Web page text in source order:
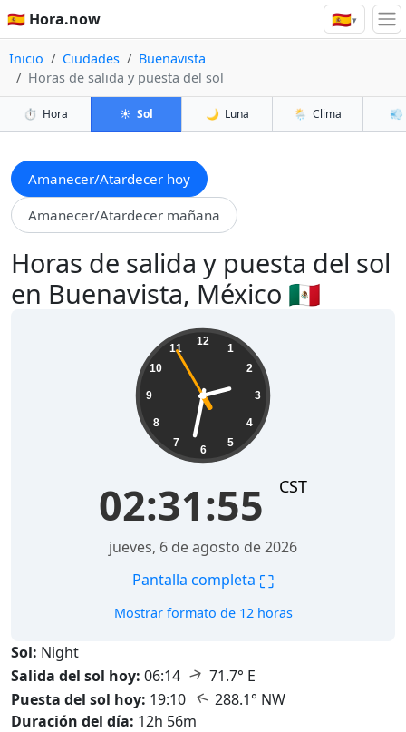
🇪🇸 Hora.now 🇪🇸▾
Inicio Ciudades
Buenavista
Horas de salida y puesta del sol
⏱️ Hora ☀️ Sol 🌙 Luna 🌦️ Clima 💨
Amanecer/Atardecer hoy
Amanecer/Atardecer mañana
Horas de salida y puesta del sol
en Buenavista, México 🇲🇽
12
1
2
3
4
5
6
7
8
9
10
11
02:31:57 CST
jueves, 6 de agosto de 2026
Pantalla completa ⛶
Mostrar formato de 12 horas
Sol: Night
Salida del sol hoy: 06:14 ↑ 71.7° E
Puesta del sol hoy: 19:10 ↑ 288.1° NW
Duración del día: 12h 56m